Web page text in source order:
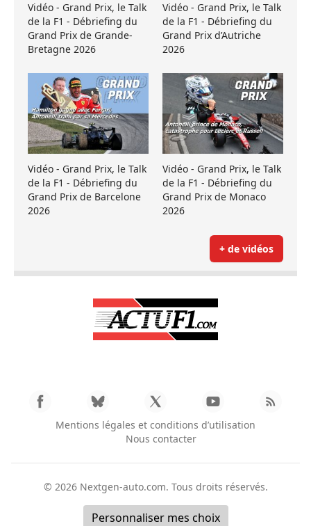
Vidéo - Grand Prix, le Talk
de la F1 - Débriefing du
Grand Prix de Grande-
Bretagne 2026
Vidéo - Grand Prix, le Talk
de la F1 - Débriefing du
Grand Prix d’Autriche
2026
Vidéo - Grand Prix, le Talk
de la F1 - Débriefing du
Grand Prix de Barcelone
2026
Vidéo - Grand Prix, le Talk
de la F1 - Débriefing du
Grand Prix de Monaco
2026
+ de vidéos
Mentions légales et conditions d’utilisation
Nous contacter
© 2026 Nextgen-auto.com. Tous droits réservés.
Personnaliser mes choix